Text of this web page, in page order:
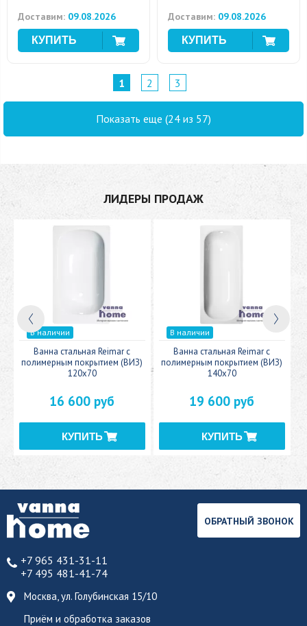
Доставим: 09.08.2026 Доставим: 09.08.2026
1 2 3
Показать еще (24 из 57)
ЛИДЕРЫ ПРОДАЖ
В наличии
Ванна стальная Reimar с
полимерным покрытием (ВИЗ)
120x70
16 600 руб
В наличии
Ванна стальная Reimar с
полимерным покрытием (ВИЗ)
140x70
19 600 руб
+7 965 431-31-11
+7 495 481-41-74
Москва, ул. Голубинская 15/10
Приём и обработка заказов
ОБРАТНЫЙ ЗВОНОК